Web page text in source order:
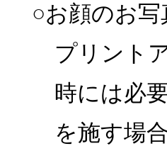
○お顔のお
プリント
時には必
を施す場